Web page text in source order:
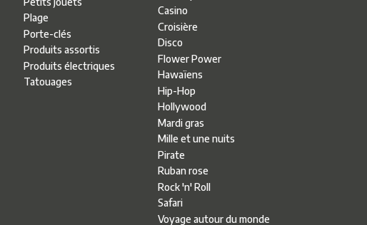
Plage
Porte-clés
Produits assortis
Produits électriques
Tatouages
Casino
Croisière
Disco
Flower Power
Hawaïens
Hip-Hop
Hollywood
Mardi gras
Mille et une nuits
Pirate
Ruban rose
Rock 'n' Roll
Safari
Voyage autour du monde